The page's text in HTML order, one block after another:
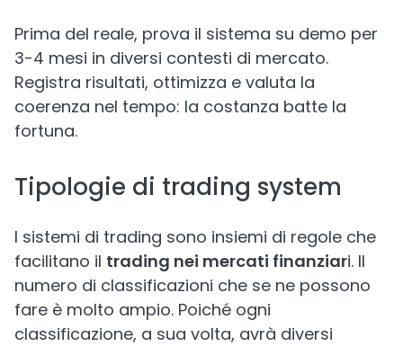
Prima del reale, prova il sistema su demo per
3-4 mesi in diversi contesti di mercato.
Registra risultati, ottimizza e valuta la
coerenza nel tempo: la costanza batte la
fortuna.
Tipologie di trading system
I sistemi di trading sono insiemi di regole che
facilitano il trading nei mercati finanziari. Il
numero di classificazioni che se ne possono
fare è molto ampio. Poiché ogni
classificazione, a sua volta, avrà diversi